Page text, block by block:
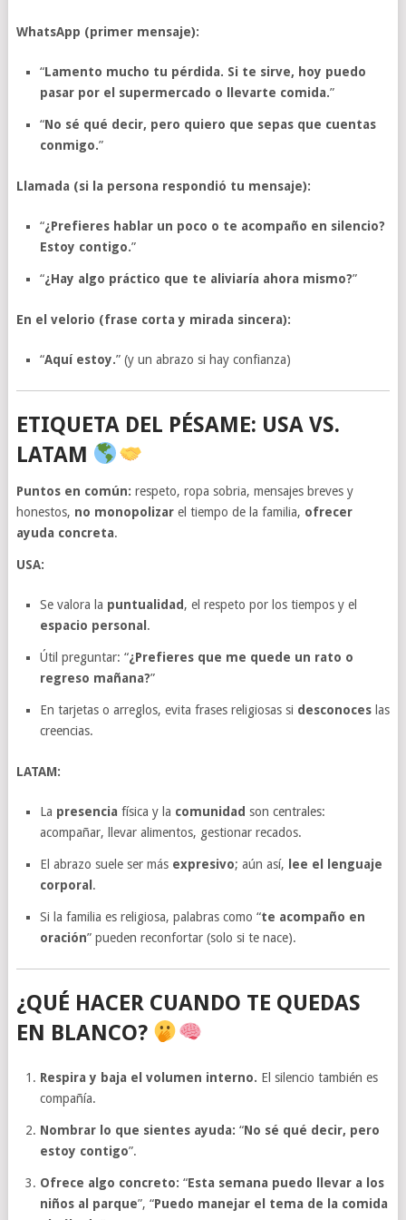
WhatsApp (primer mensaje):
“Lamento mucho tu pérdida. Si te sirve, hoy puedo
pasar por el supermercado o llevarte comida.”
“No sé qué decir, pero quiero que sepas que cuentas
conmigo.”
Llamada (si la persona respondió tu mensaje):
“¿Prefieres hablar un poco o te acompaño en silencio?
Estoy contigo.”
“¿Hay algo práctico que te aliviaría ahora mismo?”
En el velorio (frase corta y mirada sincera):
“Aquí estoy.” (y un abrazo si hay confianza)
ETIQUETA DEL PÉSAME: USA VS.
LATAM
Puntos en común: respeto, ropa sobria, mensajes breves y
honestos, no monopolizarel tiempo de la familia, ofrecer
ayuda concreta.
USA:
Se valora la puntualidad , el respeto por los tiempos y el
espacio personal .
Útil preguntar: “¿Prefieres que me quede un rato o
regreso mañana?”
En tarjetas o arreglos, evita frases religiosas si desconoces las
creencias.
LATAM:
La presencia física y la comunidad son centrales:
acompañar, llevar alimentos, gestionar recados.
El abrazo suele ser más expresivo; aún así,
lee el lenguaje
corporal .
Si la familia es religiosa, palabras como “te acompaño en
oración” pueden reconfortar (solo si te nace).
¿QUÉ HACER CUANDO TE QUEDAS
EN BLANCO?
Respira y baja el volumen interno. El silencio también es
compañía.
Nombrar lo que sientes ayuda: “No sé qué decir, pero
estoy contigo”.
Ofrece algo concreto: “Esta semana puedo llevar a los
niños al parque”, “Puedo manejar el tema de la comida